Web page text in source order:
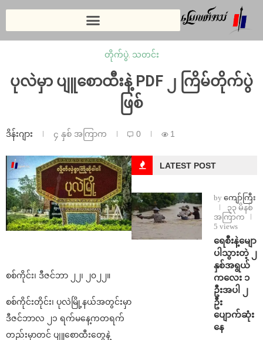
တိုက်ပွဲ, သတင်း
ပုလဲမှာ ပျူစောထီးနဲ့ PDF ၂ ကြိမ်တိုက်ပွဲ
ဖြစ်
ဒိန်းဂျား ၄ နှစ် အကြာက 0 1
စစ်ကိုင်း၊ ဒီဇင်ဘာ ၂၂၊ ၂၀၂၂။
စစ်ကိုင်းတိုင်း၊ ပုလဲမြို့နယ်အတွင်းမှာ
ဒီဇင်ဘာလ ၂၁ ရက်မနေ့ကတရက်
တည်းမှာတင် ပျူစောထီးတွေနဲ့
LATEST POST
by ကျော်ကြီး
၃၃ မိနစ်
အကြာက
5 views
ရေစီးနဲ့မျော
ပါသွားတဲ့ ၂
နှစ်အရွယ်
ကလေး ၁
ဦးအပါ ၂
ဦး
ပျောက်ဆုံး
နေ